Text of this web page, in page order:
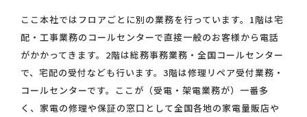
ここ本社ではフロアごとに別の業務を行っています。1階は宅
配・工事業務のコールセンターで直接一般のお客様から電話
がかかってきます。2階は総務事務業務・全国コールセンター
で、宅配の受付なども行います。3階は修理リペア受付業務・
コールセンターです。ここが（受電・架電業務が）一番多
く、家電の修理や保証の窓口として全国各地の家電量販店や